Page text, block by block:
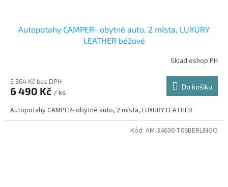
Autopotahy CAMPER- obytné auto, 2 místa, LUXURY
LEATHER béžové
Sklad eshop PH
5 364 Kč bez DPH
6 490 Kč / ks
Do košíku
Autopotahy CAMPER- obytné auto, 2 místa, LUXURY LEATHER
Kód: AM-34636-T06BERLINGO